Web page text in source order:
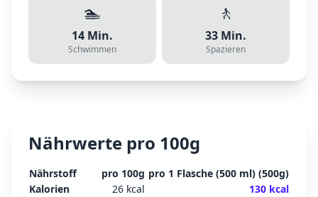
🏊
14 Min.
Schwimmen
🚶
33 Min.
Spazieren
Nährwerte pro 100g
Nährstoff pro 100g pro 1 Flasche (500 ml) (500g)
Kalorien
26 kcal 130 kcal